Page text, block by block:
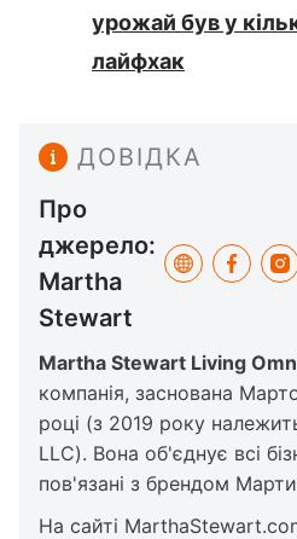
урожай був у
лайфхак
ДОВІДКА
Про
джерело:
Martha
Stewart
Martha Stewart Living
компанія, заснована
році (з 2019 року
LLC). Вона об'єднує всі
пов'язані з брендом
На сайті